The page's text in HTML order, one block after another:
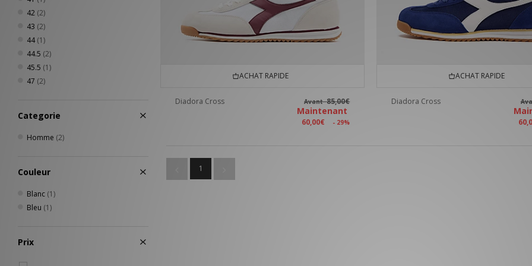
42 (2)
43 (2)
44(1)
44.5 (2)
45.5 (1)
47 (2)
Categorie
Homme (2)
Couleur
Blanc (1)
Bleu (1)
Prix
ACHAT RAPIDE
Diadora Cross Avant85,00€
Maintenant
60,00€ - 29%
ACHAT RAPIDE
Diadora Cross
1